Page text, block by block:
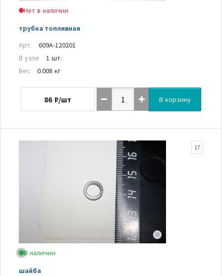
Нет в наличии
трубка топливная
Арт.
609A-120201
В узле
1 шт.
Вес
0.008 кг
86 ₽/шт В корзину
В наличии
шайба
17